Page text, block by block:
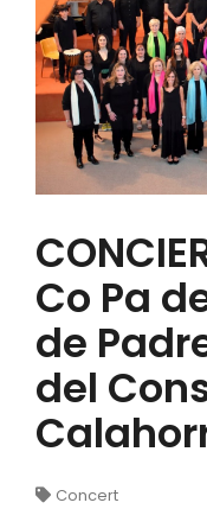
Co Pa
de
del
Concert